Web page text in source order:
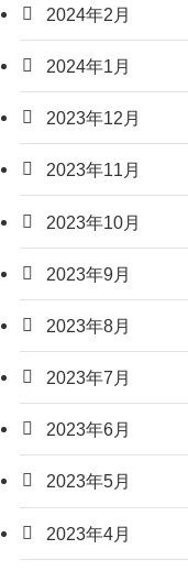
2024年2月
2024年1月
2023年12月
2023年11月
2023年10月
2023年9月
2023年8月
2023年7月
2023年6月
2023年5月
2023年4月